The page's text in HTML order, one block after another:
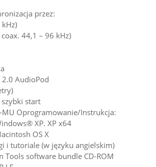
przez:
44,1 – 96 kHz)
2.0 AudioPod
start
MU Oprogramowanie/Instrukcja:
XP. XP x64
OS X
i tutoriale (w języku angielskim)
Tools software bundle CD-ROM